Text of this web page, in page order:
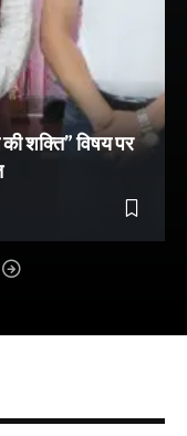
शक्ति” विषय पर